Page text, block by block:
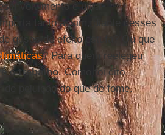
é uma
tanto assim, diante desses
gases de efeito estufa? Ou que
? Para quem reelegeu
é otrabalho. Como foi dito
de poluição do que de fome.